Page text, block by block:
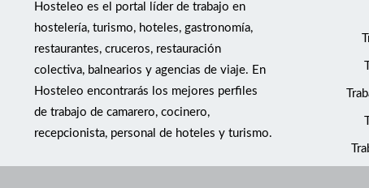
Hosteleo es el portal líder de trabajo en
hostelería, turismo, hoteles, gastronomía,
restaurantes, cruceros, restauración
colectiva, balnearios y agencias de viaje. En
Hosteleo encontrarás los mejores perfiles
de trabajo de camarero, cocinero,
recepcionista, personal de hoteles y turismo.